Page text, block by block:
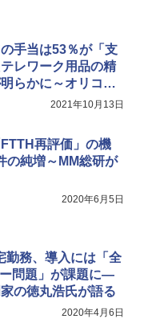
手当は53％が「支
レワーク用品の精
らかに～オリコン
2021年10月13日
再評価」の機
の純増～MM総研が
2020年6月5日
勤務、導入には「全
問題」が課題に―
の徳丸浩氏が語る
2020年4月6日